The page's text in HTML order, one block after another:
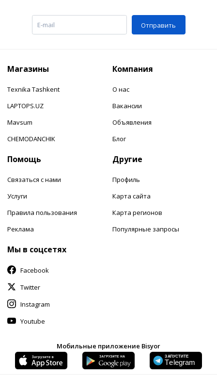
Отправить
Магазины
Texnika Tashkent
LAPTOPS.UZ
Mavsum
CHEMODANCHIK
Компания
О нас
Вакансии
Объявления
Блог
Помощь
Связаться с нами
Услуги
Правила пользования
Реклама
Другие
Профиль
Карта сайта
Карта регионов
Популярные запросы
Мы в соцсетях
Facebook
Twitter
Instagram
Youtube
Мобильные приложение Bisyor